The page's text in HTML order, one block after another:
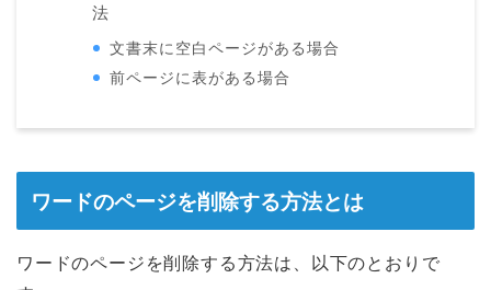
法
文書末に空白ページがある場合
前ページに表がある場合
ワードのページを削除する方法とは
ワードのページを削除する方法は、以下のとおりで